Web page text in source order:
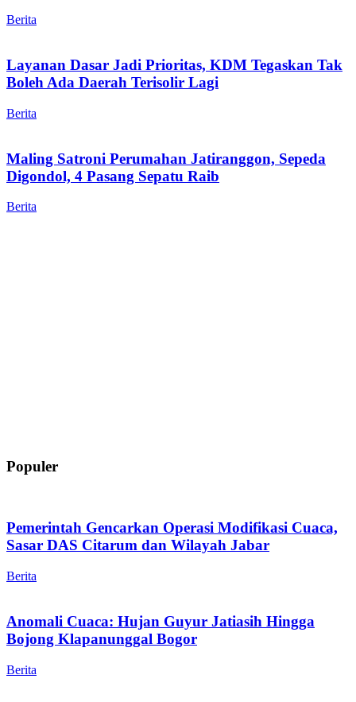
Berita
Layanan Dasar Jadi Prioritas, KDM Tegaskan Tak
Boleh Ada Daerah Terisolir Lagi
Berita
Maling Satroni Perumahan Jatiranggon, Sepeda
Digondol, 4 Pasang Sepatu Raib
Berita
Populer
Pemerintah Gencarkan Operasi Modifikasi Cuaca,
Sasar DAS Citarum dan Wilayah Jabar
Berita
Anomali Cuaca: Hujan Guyur Jatiasih Hingga
Bojong Klapanunggal Bogor
Berita